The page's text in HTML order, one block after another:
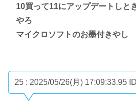
10買って11にアップデートしと
やろ
マイクロソフトのお墨付きやし
25 : 2025/05/26(月) 17:09:33.95